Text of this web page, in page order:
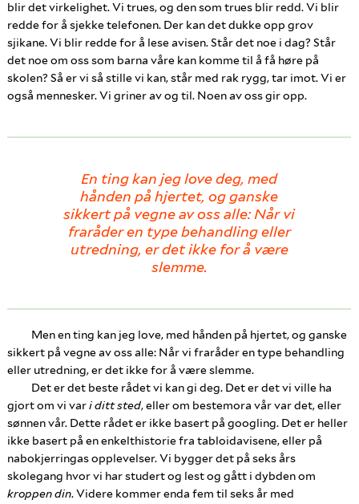
blir det virkelighet. Vi trues, og den som trues blir redd. Vi blir
redde for å sjekke telefonen. Der kan det dukke opp grov
sjikane. Vi blir redde for å lese avisen. Står det noe i dag? Står
det noe om oss som barna våre kan komme til å få høre på
skolen? Så er vi så stille vi kan, står med rak rygg, tar imot. Vi er
også mennesker. Vi griner av og til. Noen av oss gir opp.
En ting kan jeg love deg, med
hånden på hjertet, og ganske
sikkert på vegne av oss alle: Når vi
fraråder en type behandling eller
utredning, er det ikke for å være
slemme.
Men en ting kan jeg love, med hånden på hjertet, og ganske
sikkert på vegne av oss alle: Når vi fraråder en type behandling
eller utredning, er det ikke for å være slemme.
Det er det beste rådet vi kan gi deg. Det er det vi ville ha
gjort om vi vari ditt sted, eller om bestemora vår var det, eller
sønnen vår. Dette rådet er ikke basert på googling. Det er heller
ikke basert på en enkelthistorie fra tabloidavisene, eller på
nabokjerringas opplevelser. Vi bygger det på seks års
skolegang hvor vi har studert og lest og gått i dybden om
kroppen din. Videre kommer enda fem til seks år med